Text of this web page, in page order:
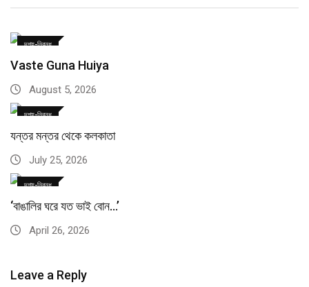
দৃশ্য-নিবন্ধ
Vaste Guna Huiya
August 5, 2026
দৃশ্য-নিবন্ধ
যন্তর মন্তর থেকে কলকাতা
July 25, 2026
দৃশ্য-নিবন্ধ
‘বাঙালির ঘরে যত ভাই বোন…’
April 26, 2026
Leave a Reply